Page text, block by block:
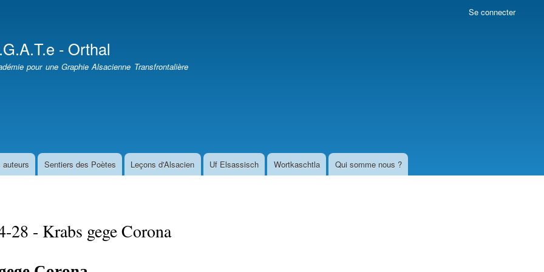
Se connecter
- Orthal
pour une Graphie Alsacienne Transfrontalière
auteurs Sentiers des Poètes Leçons d'Alsacien Uf Elsassisch Wortkaschtla Qui somme nous ?
28 - Krabs gege Corona